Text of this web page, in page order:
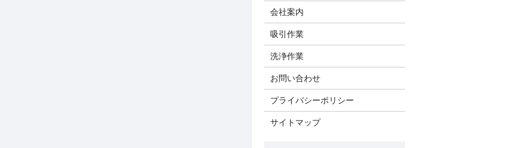
会社案内
吸引作業
洗浄作業
お問い合わせ
プライバシーポリシー
サイトマップ